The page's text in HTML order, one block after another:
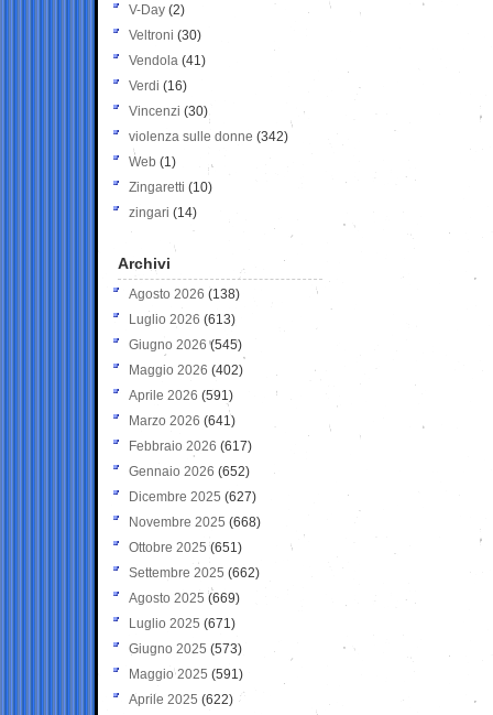
V-Day (2)
Veltroni (30)
Vendola (41)
Verdi (16)
Vincenzi (30)
violenza sulle donne (342)
Web (1)
Zingaretti (10)
zingari (14)
Archivi
Agosto 2026 (138)
Luglio 2026 (613)
Giugno 2026 (545)
Maggio 2026 (402)
Aprile 2026 (591)
Marzo 2026 (641)
Febbraio 2026 (617)
Gennaio 2026 (652)
Dicembre 2025 (627)
Novembre 2025 (668)
Ottobre 2025 (651)
Settembre 2025 (662)
Agosto 2025 (669)
Luglio 2025 (671)
Giugno 2025 (573)
Maggio 2025 (591)
Aprile 2025 (622)